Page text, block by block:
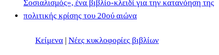
Κείμενα | Νέες κυκλοφορίες βιβλίων